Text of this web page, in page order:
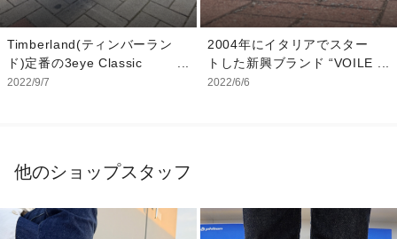
Timberland(ティンバーラン
ド)定番の3eye Classic
Lug(スリーアイクラシック
冬まで活躍できる一足になっ
と、秋冬はミリタリーテイス
トやストリートテイストで今
2022/9/7
2004年にイタリアでスター
トした新興ブランド “VOILE
BLANCHE”(ボイルブランシ
る”CLUB10”はスポーツとア
ウトドアをミックスしたデザ
2022/6/6
他のショップスタッフ